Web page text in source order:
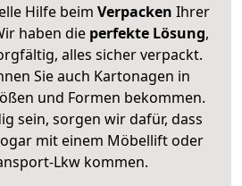
Hilfe beim Verpacken Ihrer
haben die perfekte Lösung,
alles sicher verpackt.
Sie auch Kartonagen in
und Formen bekommen.
sein, sorgen wir dafür, dass
mit einem Möbellift oder
Lkw kommen.